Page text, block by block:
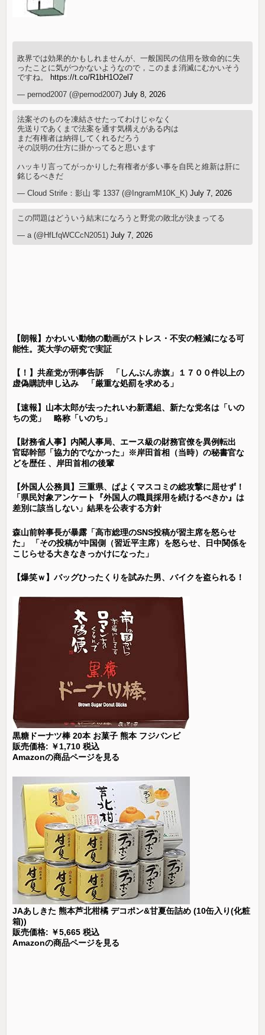
政界では効果的かもしれませんが、一般国民の信用を致命的に失
ったことに気がつかないようなので，このまま消滅にむかいそう
ですね。 https://t.co/R1bH1O2el7
— pernod2007 (@pernod2007)July 8, 2026
法案そのものを凍結させたってわけじゃなく
先送りであくまで法案を通す気構えがある内は
まだ有権者は納得してくれるだろう
その説明の仕方に掛かってると思います
ハッキリ言ってがっかりした有権者が多い事を自民と維新は肝に
銘じるべきだ
— Cloud Strife：影山 零 1337 (@IngramM10K_K)July 7, 2026
この問題はどういう結末になろうと野党の敗北が決まってる
— a (@HfLfqWCCcN2051)July 7, 2026
【朗報】かわいい動物の動画がストレス・不安の軽減になる可
能性。英大学の研究で実証
【！】共産党が刑事告訴 「しんぶん赤旗」１７００件以上の
虚偽購読申し込み 「厳重な処罰を求める」
【速報】山本太郎が去ったれいわ新選組、新たな党名は「いの
ちの党」 略称「いのち」
【財務省人事】内閣人事局、エース級の財務官僚を異例転出
官邸幹部「協力的でなかった」※岸田首相（当時）の秘書官な
どを歴任 、岸田首相の後輩
【外国人公務員】三重県、ぱよくマスコミの総攻撃に屈せず！
「県民対象アンケート『外国人の職員採用を続けるべきか』は
差別に該当しない」結果を公表する方針
森山前幹事長が暴露「高市総理のSNS投稿が習主席を怒らせ
た」 「その投稿が中国側（習近平主席）を怒らせ、日中関係を
こじらせる大きなきっかけになった」
【爆笑ｗ】バッグひったくりを試みた男、バイクを盗られる！
黒糖ドーナツ棒 20本 お菓子 熊本 フジバンビ
販売価格: ￥1,710 税込
Amazonの商品ページを見る
JAあしきた 熊本芦北柑橘 デコポン&甘夏缶詰め (10缶入り(化粧
箱))
販売価格: ￥5,665 税込
Amazonの商品ページを見る